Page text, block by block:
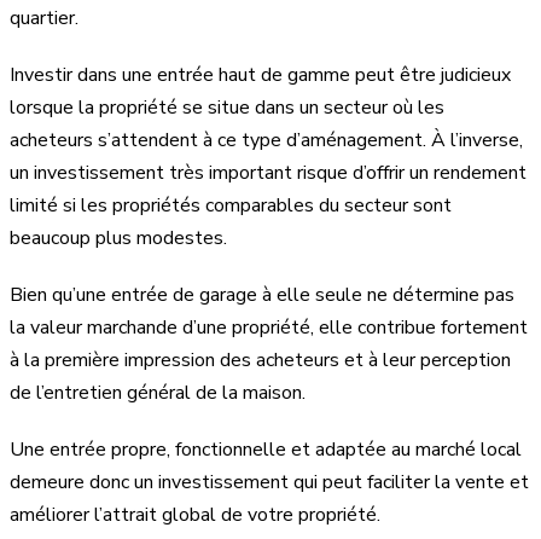
quartier.
Investir dans une entrée haut de gamme peut être judicieux
lorsque la propriété se situe dans un secteur où les
acheteurs s’attendent à ce type d’aménagement. À l’inverse,
un investissement très important risque d’offrir un rendement
limité si les propriétés comparables du secteur sont
beaucoup plus modestes.
Bien qu’une entrée de garage à elle seule ne détermine pas
la valeur marchande d’une propriété, elle contribue fortement
à la première impression des acheteurs et à leur perception
de l’entretien général de la maison.
Une entrée propre, fonctionnelle et adaptée au marché local
demeure donc un investissement qui peut faciliter la vente et
améliorer l’attrait global de votre propriété.